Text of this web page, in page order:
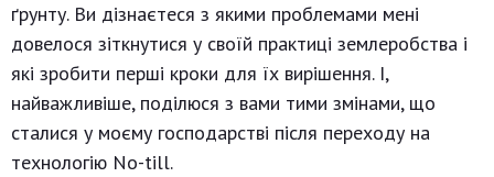
ґрунту. Ви дізнаєтеся з якими проблемами мені
довелося зіткнутися у своїй практиці землеробства і
які зробити перші кроки для їх вирішення. І,
найважливіше, поділюся з вами тими змінами, що
сталися у моєму господарстві після переходу на
технологію No-till.